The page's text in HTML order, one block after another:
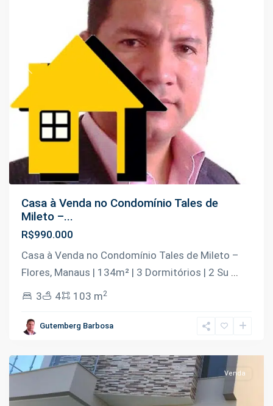
Previous
Casa à Venda no Condomínio Tales de
Mileto –...
R$990.000
Casa à Venda no Condomínio Tales de Mileto –
Flores, Manaus | 134m² | 3 Dormitórios | 2 Su ...
3
4 103 m2
Gutemberg Barbosa
Tarumã,
Venda